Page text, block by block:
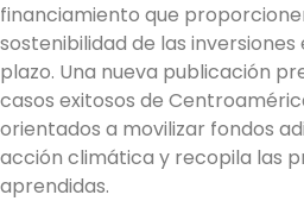
financiamiento que
sostenibilidad de las
plazo. Una nueva publicación
casos exitosos de
orientados a movilizar fondos
acción climática y recopila las
aprendidas.